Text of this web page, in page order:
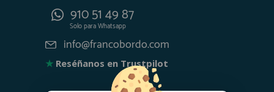
910 51 49 87
Solo paraWhatsapp
info@francobordo.com
★ Reséñanos en Trustpilot